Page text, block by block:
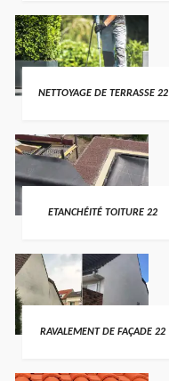
NETTOYAGE DE TERRASSE 22
ETANCHÉITÉ TOITURE 22
RAVALEMENT DE FAÇADE 22